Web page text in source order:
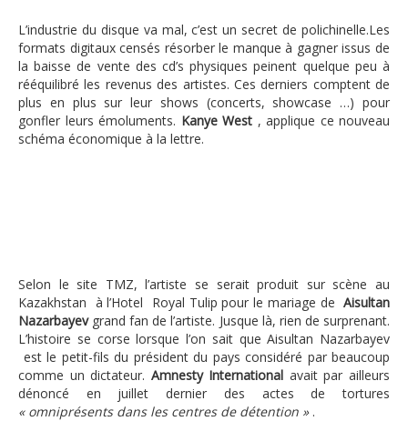
L’industrie du disque va mal, c’est un secret de polichinelle.Les
formats digitaux censés résorber le manque à gagner issus de
la baisse de vente des cd’s physiques peinent quelque peu à
rééquilibré les revenus des artistes. Ces derniers comptent de
plus en plus sur leur shows (concerts, showcase …) pour
gonfler leurs émoluments. Kanye West , applique ce nouveau
schéma économique à la lettre.
Selon le site TMZ, l’artiste se serait produit sur scène au
Kazakhstan à l’Hotel Royal Tulip pour le mariage de Aisultan
Nazarbayevgrand fan de l’artiste. Jusque là, rien de surprenant.
L’histoire se corse lorsque l’on sait que Aisultan Nazarbayev
est le petit-fils du président du pays considéré par beaucoup
comme un dictateur. Amnesty International avait par ailleurs
dénoncé en juillet dernier des actes de tortures
« omniprésents dans les centres de détention ».